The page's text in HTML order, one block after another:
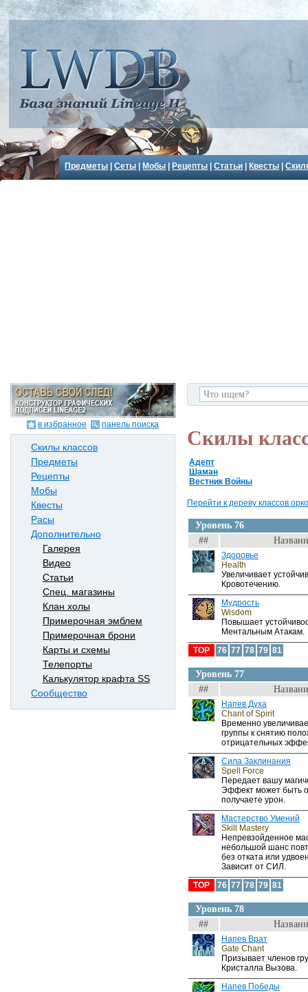
Предметы |Сеты Мобы Рецепты |Статьи Квесты |
в избранное панель поиска
Скилы классов
Предметы
Рецепты
Мобы
Квесты
Расы
Дополнительно
Галерея
Видео
Статьи
Спец. магазины
Клан холы
Примерочная эмблем
Примерочная брони
Карты и схемы
Телепорты
Калькулятор крафта SS
Сообщество
Скилы
Адепт
Шаман
Вестник Войны
Перейти к дереву классов
Уровень 76
##
Здоровье
Health
Увеличивает
Кровотечению.
Мудрость
Wisdom
Повышает
Ментальным Атакам.
TOP
76 77 78 79 81
Уровень 77
##
Напев Духа
Chant of Spirit
Временно
группы к снятию
отрицательных
Сила Заклинания
Spell Force
Передает вашу
Эффект может быть
получаете урон.
Мастерство Умений
Skill Mastery
Непревзойденное
небольшой шанс
без отката или
Зависит от СИЛ.
TOP
76 77 78 79 81
Уровень 78
##
Напев Врат
Gate Chant
Призывает членов
Кристалла Вызова.
Напев Победы